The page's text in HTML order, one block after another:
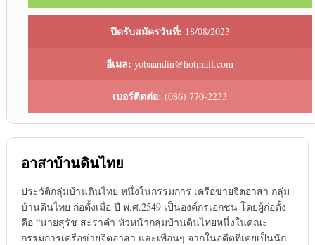
ปิดรับสมัครวันที่: 18/08/2023
อีเมล: yobaandin@hotmail.com
เบอร์ติดต่อ: (086) 770-2233
อาสาบ้านดินไทย
ประวัติกลุ่มบ้านดินไทย หนึ่งในกรรมการ เครือข่ายจิตอาสา กลุ่ม
บ้านดินไทย ก่อตั้งเมื่อ ปี พ.ศ.2549 เป็นองค์กรเอกชน โดยผู้ก่อตั้ง
คือ “นายสุรัช สะราคำ หัวหน้ากลุ่มบ้านดินไทยหนึ่งในคณะ
กรรมการเครือข่ายจิตอาสา และเพื่อนๆ จากในอดีตที่เคยเป็นนัก